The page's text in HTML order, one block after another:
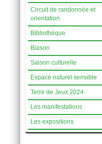
Circuit de randonnée et
orientation
Bibliothèque
Blason
Saison culturelle
Espace naturel sensible
Terre de Jeux 2024
Les manifestations
Les expositions